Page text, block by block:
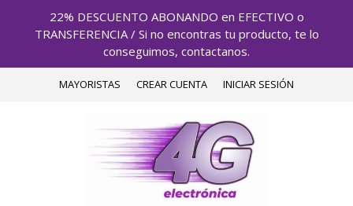
22% DESCUENTO ABONANDO en EFECTIVO o
TRANSFERENCIA / Si no encontras tu producto, te lo
conseguimos, contactanos.
MAYORISTAS CREAR CUENTA INICIAR SESIÓN